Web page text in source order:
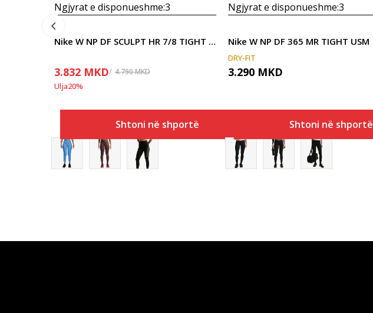
Ngjyrat e disponueshme:3
Nike W NP DF SCULPT HR 7/8 TIGHT GG
3.832 MKD 4.790MKD
Ulja20%
Shtoni në shportë
Ngjyrat e disponueshme:3
Nike W NP DF 365 MR TIGHT USM
DRY-FIT
3.290 MKD
Shtoni në shportë